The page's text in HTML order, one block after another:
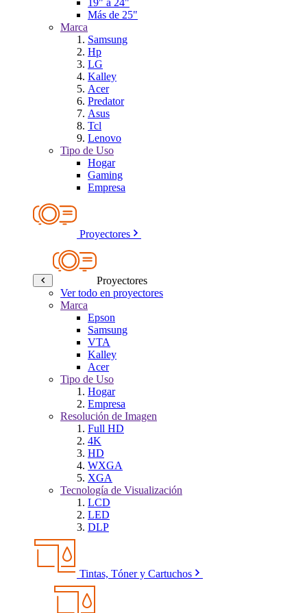
19" a 24"
Más de 25"
Marca
Samsung
Hp
LG
Kalley
Acer
Predator
Asus
Tcl
Lenovo
Tipo de Uso
Hogar
Gaming
Empresa
Proyectores
Proyectores
Ver todo en proyectores
Marca
Epson
Samsung
VTA
Kalley
Acer
Tipo de Uso
Hogar
Empresa
Resolución de Imagen
Full HD
4K
HD
WXGA
XGA
Tecnología de Visualización
LCD
LED
DLP
Tintas, Tóner y Cartuchos